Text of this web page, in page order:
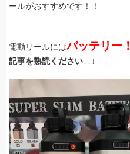
ールがおすすめです！！
電動リールにはバッテリー！
記事を熟読ください↓↓↓